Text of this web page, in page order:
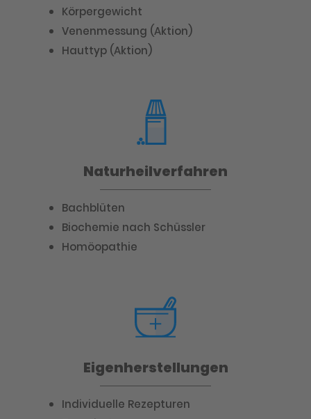
Körpergewicht
Venenmessung (Aktion)
Hauttyp (Aktion)
Naturheilverfahren
Bachblüten
Biochemie nach Schüssler
Homöopathie
Eigenherstellungen
Individuelle Rezepturen